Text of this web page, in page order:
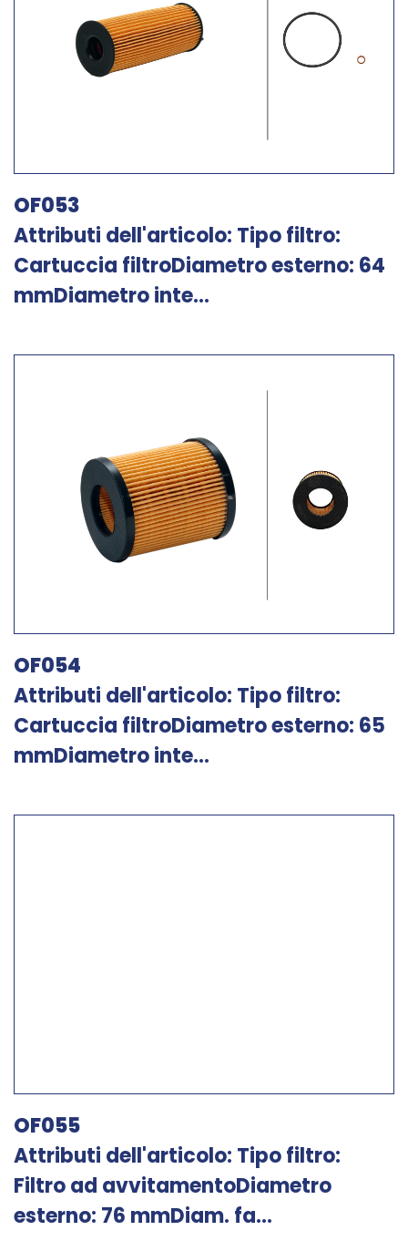
OF053
Attributi dell'articolo: Tipo filtro:
Cartuccia filtroDiametro esterno: 64
mmDiametro inte...
OF054
Attributi dell'articolo: Tipo filtro:
Cartuccia filtroDiametro esterno: 65
mmDiametro inte...
OF055
Attributi dell'articolo: Tipo filtro:
Filtro ad avvitamentoDiametro
esterno: 76 mmDiam. fa...